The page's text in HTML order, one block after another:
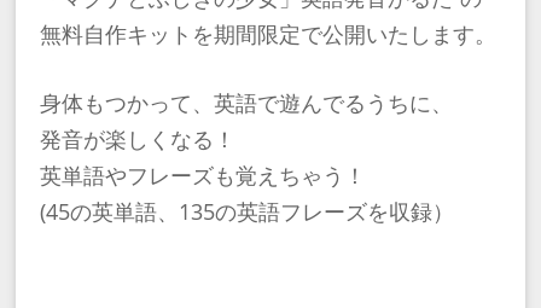
無料自作キットを期間限定で公開いたします。
​身体もつかって、英語で遊んでるうちに、
発音が楽しくなる！
英単語やフレーズも覚えちゃう！
(45の英単語、135の英語フレーズを収録）